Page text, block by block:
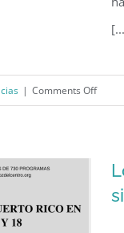
After
Them
| Comments Offon
Rico’s
Cocoa